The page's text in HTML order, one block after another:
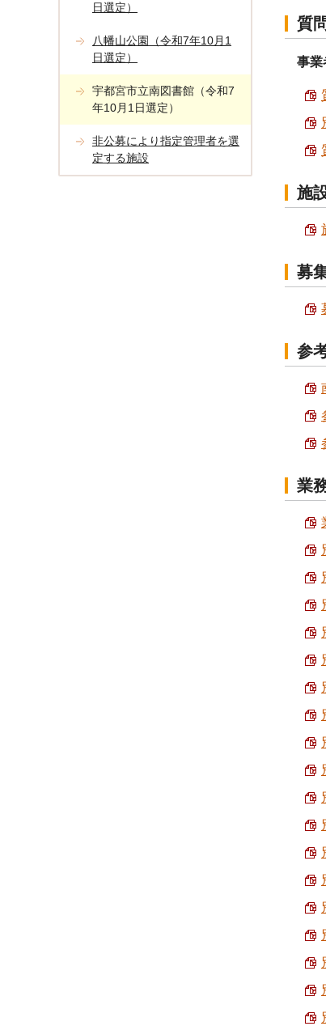
質
事業
施
募
参
業
日選定）
八幡山公園（令和7年10月1
日選定）
宇都宮市立南図書館（令和7
年10月1日選定）
非公募により指定管理者を選
定する施設